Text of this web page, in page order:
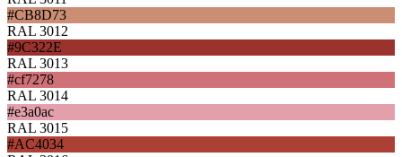
#CB8D73
RAL 3012
#9C322E
RAL 3013
#cf7278
RAL 3014
#e3a0ac
RAL 3015
#AC4034